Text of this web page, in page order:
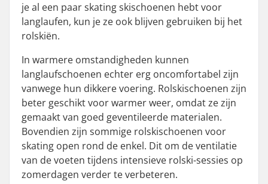
je al een paar skating skischoenen hebt voor
langlaufen, kun je ze ook blijven gebruiken bij het
rolskiën.
In warmere omstandigheden kunnen
langlaufschoenen echter erg oncomfortabel zijn
vanwege hun dikkere voering. Rolskischoenen zijn
beter geschikt voor warmer weer, omdat ze zijn
gemaakt van goed geventileerde materialen.
Bovendien zijn sommige rolskischoenen voor
skating open rond de enkel. Dit om de ventilatie
van de voeten tijdens intensieve rolski-sessies op
zomerdagen verder te verbeteren.